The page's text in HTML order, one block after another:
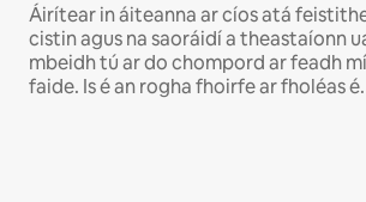
Áirítear in áiteanna ar cíos atá
cistin agus na saoráidí a theastaíonn
mbeidh tú ar do chompord ar feadh
faide. Is é an rogha fhoirfe ar fholéas é.